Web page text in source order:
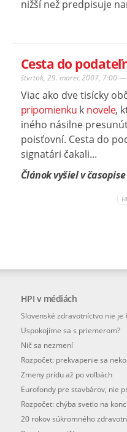
nižší než predpisuje
Cesta do
štvrtok, 29. marec 2007, 7:00 —
Viac ako dve tisícky
pripomienku k novele,
iného násilne
poisťovní. Cesta do
signatári čakali...
Článok vyšiel v
HPI v médiách
Slovenské zdravotníctvo nie je
Uspokojíme sa s priemerom?
Nič sa nezmení
Rozpočet: prekvapenie sa
Zmeny prídu až po voľbách
Eurofondy pre stavbárov, nie
Rozpočet: chýba svetlo na konci
20 rokov súkromného